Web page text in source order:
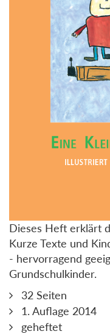
Dieses Heft erklärt
Kurze Texte und
- hervorragend
Grundschulkinder.
32 Seiten
1. Auflage 2014
geheftet